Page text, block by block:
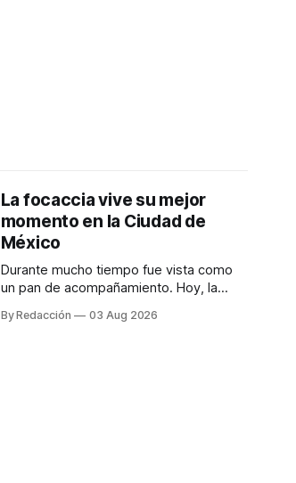
La focaccia vive su mejor
momento en la Ciudad de
México
Durante mucho tiempo fue vista como
un pan de acompañamiento. Hoy, la
platillos favoritos de quienes buscan
By Redacción 03 Aug 2026